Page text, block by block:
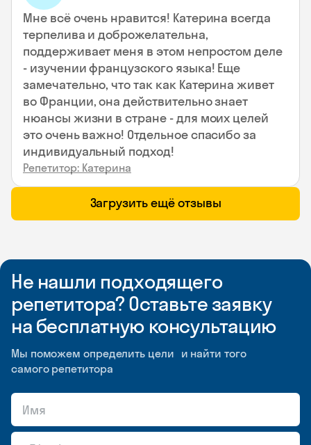
Мне всё очень нравится! Катерина всегда
терпелива и доброжелательна,
поддерживает меня в этом непростом деле
- изучении французского языка! Еще
замечательно, что так как Катерина живет
во Франции, она действительно знает
нюансы жизни в стране - для моих целей
это очень важно! Отдельное спасибо за
индивидуальный подход!
Репетитор: Катерина
Загрузить ещё отзывы
Не нашли подходящего
репетитора? Оставьте заявку
на бесплатную консультацию
Мы поможем определить цели и найти того
самого репетитора